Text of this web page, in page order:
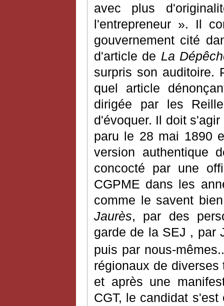
avec plus
l'entrepreneur ». Il
gouvernement cité
d'article de La
surpris son auditoire.
quel article
dirigée par les
d'évoquer. Il doit
paru le 28 mai 1890
version
concocté par une
CGPME dans les
comme le savent
Jaurès, par des
garde de la SEJ , par
puis par nous-
régionaux de
et après une
CGT, le candidat